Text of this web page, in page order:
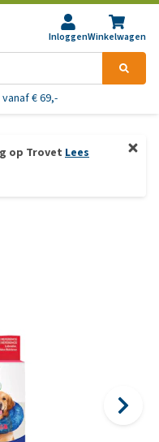
InloggenWinkelwagen
€ 69,-
op Trovet Lees